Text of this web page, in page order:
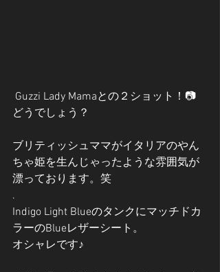
Guzzi Lady Mamaとの２ショット！📷
どうでしょう？
ブリティッシュママがイタリアのやん
ちゃ姫を生んじゃったような雰囲気が
漂っております。笑
.
Indigo Light Blueのタンクにマッチドカ
ラーのBlueレザーシート。
オシャレです♪